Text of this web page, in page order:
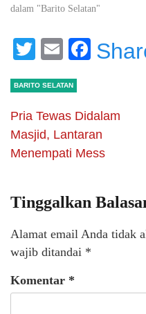
dalam "Barito Selatan"
Twitter
Email
BARITO SELATAN
Pria Tewas Didalam
Masjid, Lantaran
Menempati Mess
Tinggalkan
Alamat email Anda tidak
wajib ditandai *
Komentar *